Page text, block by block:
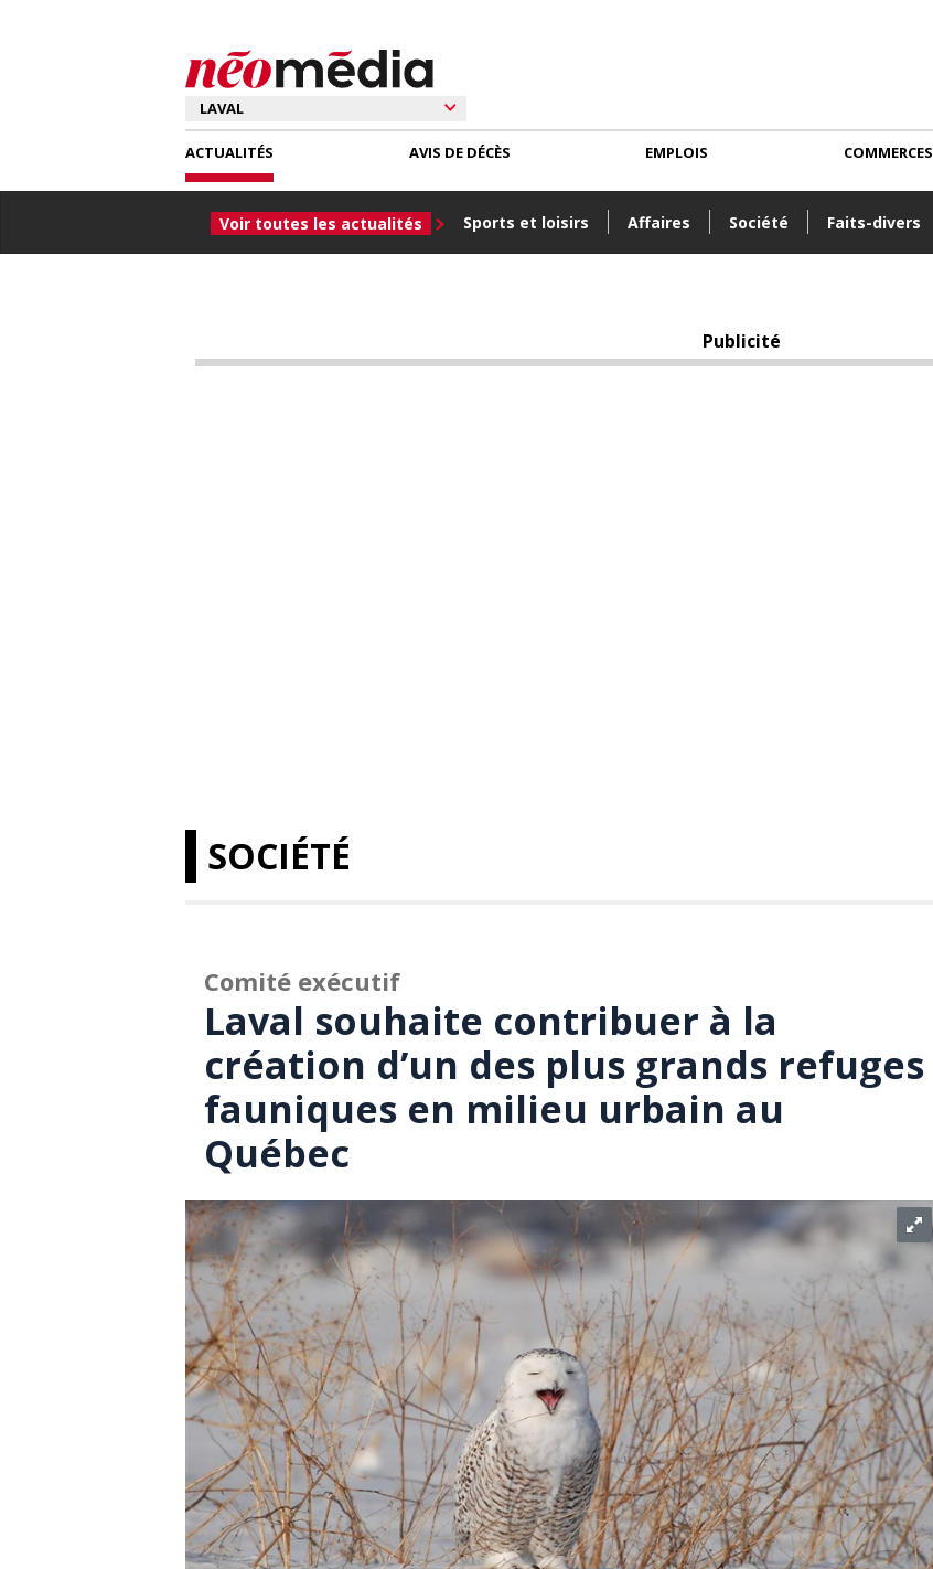
ACTUALITÉS
Voir toutes les actualités Sports et loisirs Affaires Société Faits-divers
AVIS DE DÉCÈS EMPLOIS COMMERCES
Publicité
SOCIÉTÉ
Comité exécutif
Laval souhaite contribuer à la
création d’un des plus grands refuges
fauniques en milieu urbain au
Québec